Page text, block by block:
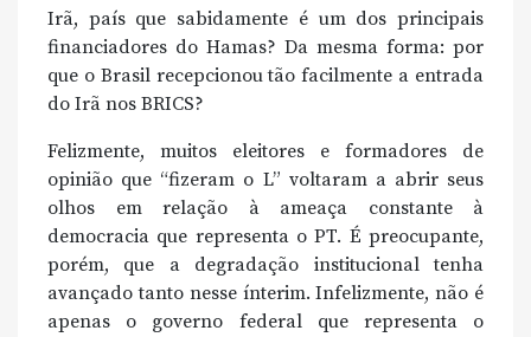
Irã, país que sabidamente é um dos principais
financiadores do Hamas? Da mesma forma: por
que o Brasil recepcionou tão facilmente a entrada
do Irã nos BRICS?
Felizmente, muitos eleitores e formadores de
opinião que “fizeram o L” voltaram a abrir seus
olhos em relação à ameaça constante à
democracia que representa o PT. É preocupante,
porém, que a degradação institucional tenha
avançado tanto nesse ínterim. Infelizmente, não é
apenas o governo federal que representa o